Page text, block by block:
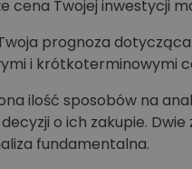
cena Twojej inwestycji
prognoza
i krótkoterminowymi
ilość sposobów na
o ich zakupie.
fundamentalna.